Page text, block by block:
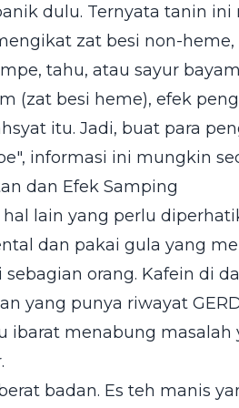
dulu. Ternyata tanin
zat besi non-
tahu, atau sayur
(zat besi heme), efek
itu. Jadi, buat para
informasi ini mungkin
dan Efek Samping
hal lain yang perlu
dan pakai gula yang
orang. Kafein di
yang punya riwayat
ibarat menabung
badan. Es teh manis